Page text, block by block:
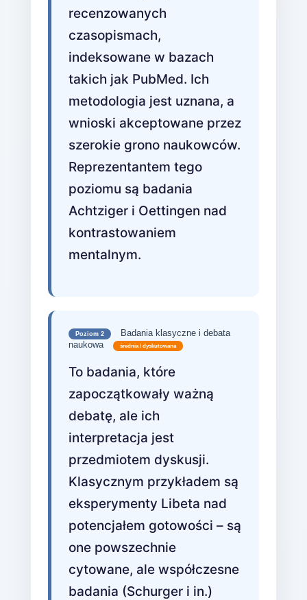
recenzowanych
czasopismach,
indeksowane w bazach
takich jak PubMed. Ich
metodologia jest uznana, a
wnioski akceptowane przez
szerokie grono naukowców.
Reprezentantem tego
poziomu są badania
Achtziger i Oettingen nad
kontrastowaniem
mentalnym.
Poziom 2
Badania klasyczne i debata
naukowa
średnia / dyskutowana
To badania, które
zapoczątkowały ważną
debatę, ale ich
interpretacja jest
przedmiotem dyskusji.
Klasycznym przykładem są
eksperymenty Libeta nad
potencjałem gotowości – są
one powszechnie
cytowane, ale współczesne
badania (Schurger i in.)